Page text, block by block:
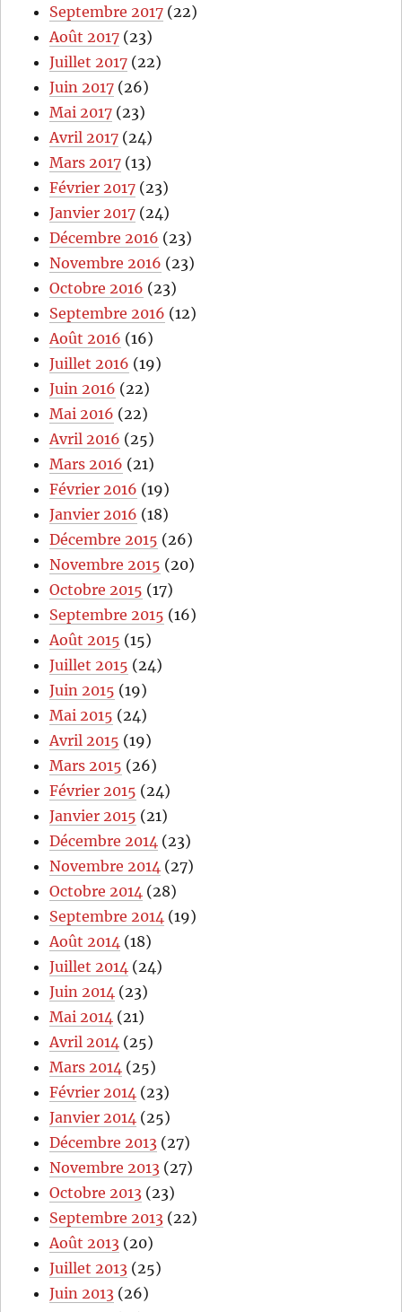
Septembre 2017 (22)
Août 2017 (23)
Juillet 2017 (22)
Juin 2017 (26)
Mai 2017 (23)
Avril 2017 (24)
Mars 2017 (13)
Février 2017 (23)
Janvier 2017 (24)
Décembre 2016 (23)
Novembre 2016 (23)
Octobre 2016 (23)
Septembre 2016 (12)
Août 2016 (16)
Juillet 2016 (19)
Juin 2016 (22)
Mai 2016 (22)
Avril 2016 (25)
Mars 2016 (21)
Février 2016 (19)
Janvier 2016 (18)
Décembre 2015 (26)
Novembre 2015 (20)
Octobre 2015 (17)
Septembre 2015 (16)
Août 2015 (15)
Juillet 2015 (24)
Juin 2015 (19)
Mai 2015 (24)
Avril 2015 (19)
Mars 2015 (26)
Février 2015 (24)
Janvier 2015 (21)
Décembre 2014 (23)
Novembre 2014 (27)
Octobre 2014 (28)
Septembre 2014 (19)
Août 2014 (18)
Juillet 2014 (24)
Juin 2014 (23)
Mai 2014 (21)
Avril 2014 (25)
Mars 2014 (25)
Février 2014 (23)
Janvier 2014 (25)
Décembre 2013 (27)
Novembre 2013 (27)
Octobre 2013 (23)
Septembre 2013 (22)
Août 2013 (20)
Juillet 2013 (25)
Juin 2013 (26)